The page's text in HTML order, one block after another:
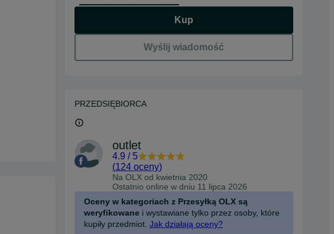
Kup
Wyślij wiadomość
PRZEDSIĘBIORCA
outlet
4.9 / 5
(124 oceny)
Na OLX od kwietnia 2020
Ostatnio online w dniu 11 lipca 2026
Oceny w kategoriach z Przesyłką OLX są
weryfikowane i wystawiane tylko przez osoby, które
kupiły przedmiot. Jak działają oceny?